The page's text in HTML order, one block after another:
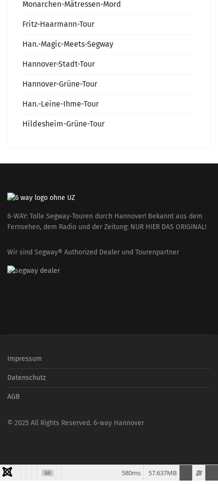
Monarchen-Mätressen-Mord
Fritz-Haarmann-Tour
Han.-Magic-Meets-Segway
Hannover-Stadt-Tour
Hannover-Grüne-Tour
Han.-Leine-Ihme-Tour
Hildesheim-Grüne-Tour
6-WAY: Tolle Segway-Touren durch Hannover! Bekannt aus dem
Fernsehen, dem Radio und der Zeitung: NUR HIER DAS ORIGINAL!
Wir sind Segway® Authorized Dealer und Tourenpartner
Impressum
Datenschutz
AGB
© 2025 All Rights Reserved. 6-way Hannover
66 57.637MB
580ms